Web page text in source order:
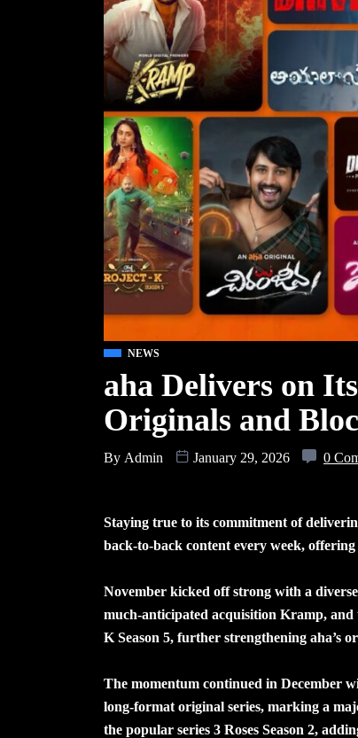
NEWS
aha Delivers on
Originals and
By Admin January 29, 2026 0
Staying true to its commitment of
back-to-back content every week, offering
November kicked off strong with a
much-anticipated acquisition Kramp,
K Season 5, further strengthening aha’s
The momentum continued in December
long-format original series, marking a
the popular series 3 Roses Season 2,